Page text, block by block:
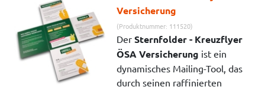
Versicherung
(Produktnummer: 111520)
DerSternfolder - Kreuzflyer
ÖSA Versicherung ist ein
dynamisches Mailing-Tool, das
durch seinen raffinierten